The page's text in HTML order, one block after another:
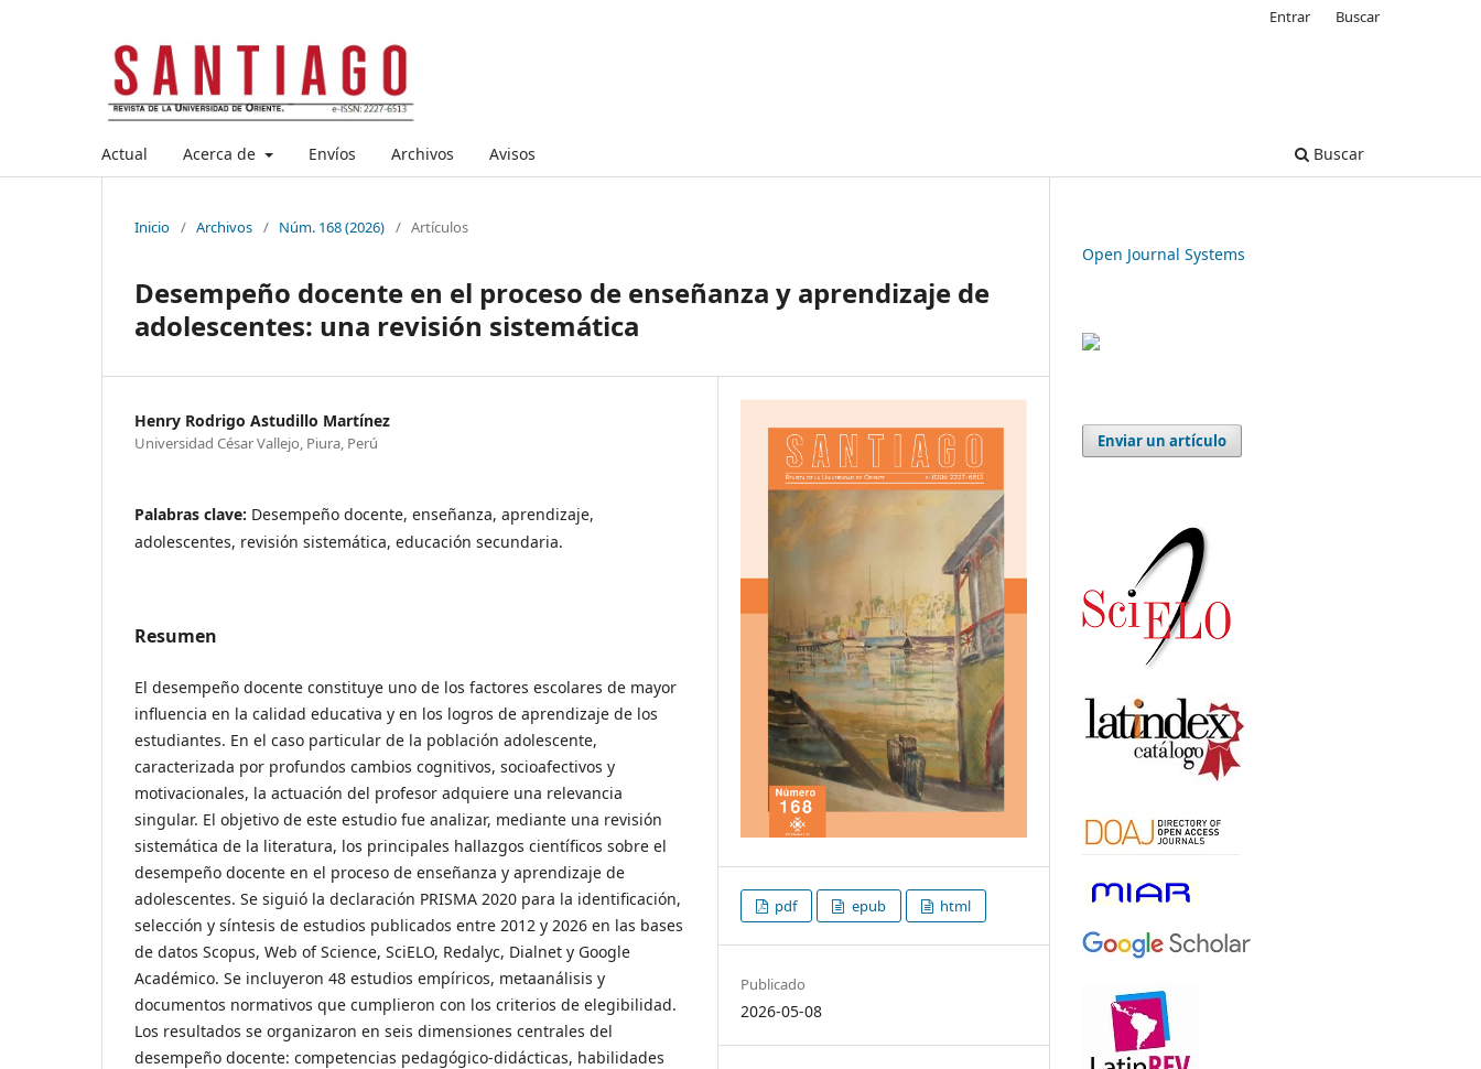
Actual Acerca de Envíos Archivos Avisos Buscar
Entrar Buscar
Inicio / Archivos / Núm. 168 (2026) / Artículos
Desempeño docente en el proceso de enseñanza y aprendizaje de
adolescentes: una revisión sistemática
Henry Rodrigo Astudillo Martínez
Universidad César Vallejo, Piura, Perú
Palabras clave: Desempeño docente, enseñanza, aprendizaje,
adolescentes, revisión sistemática, educación secundaria.
Resumen
El desempeño docente constituye uno de los factores escolares de mayor
influencia en la calidad educativa y en los logros de aprendizaje de los
estudiantes. En el caso particular de la población adolescente,
caracterizada por profundos cambios cognitivos, socioafectivos y
motivacionales, la actuación del profesor adquiere una relevancia
singular. El objetivo de este estudio fue analizar, mediante una revisión
sistemática de la literatura, los principales hallazgos científicos sobre el
desempeño docente en el proceso de enseñanza y aprendizaje de
adolescentes. Se siguió la declaración PRISMA 2020 para la identificación,
selección y síntesis de estudios publicados entre 2012 y 2026 en las bases
de datos Scopus, Web of Science, SciELO, Redalyc, Dialnet y Google
Académico. Se incluyeron 48 estudios empíricos, metaanálisis y
documentos normativos que cumplieron con los criterios de elegibilidad.
Los resultados se organizaron en seis dimensiones centrales del
desempeño docente: competencias pedagógico-didácticas, habilidades
pdf epub html
Publicado
2026-05-08
Open Journal Systems
Enviar un artículo